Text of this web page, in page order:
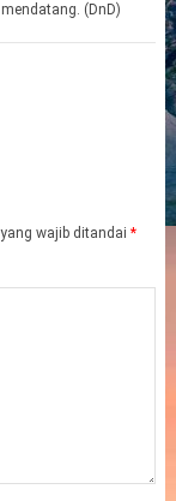
(DnD)
wajib ditandai *